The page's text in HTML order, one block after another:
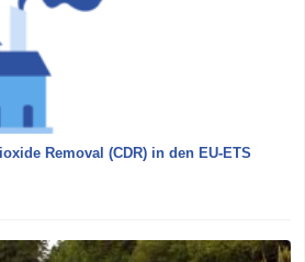
Removal (CDR) in den EU-ETS